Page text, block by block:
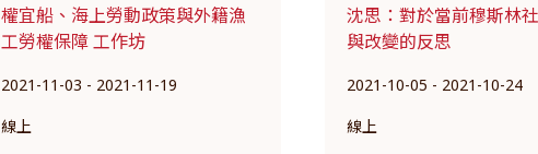
權宜船、海上勞動政策與外籍漁
工勞權保障 工作坊
2021-11-03 - 2021-11-19
線上
沈思：對於當前穆斯林
與改變的反思
2021-10-05 - 2021-10-24
線上